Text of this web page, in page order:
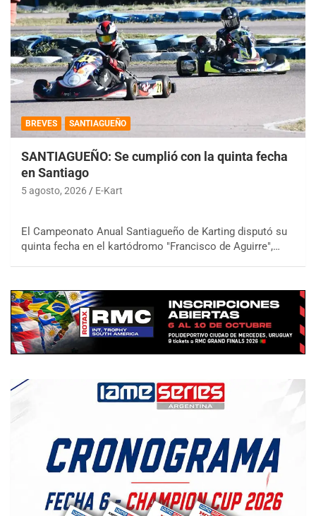
BREVES SANTIAGUEÑO
SANTIAGUEÑO: Se cumplió con la quinta fecha
en Santiago
5 agosto, 2026 E-Kart
El Campeonato Anual Santiagueño de Karting disputó su
quinta fecha en el kartódromo "Francisco de Aguirre",…